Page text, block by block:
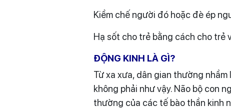
Kiềm chế người đó hoặc đè ép
Hạ sốt cho trẻ bằng cách cho trẻ
ĐỘNG KINH LÀ GÌ?
Từ xa xưa, dân gian thường
không phải như vậy. Não bộ con
thường của các tế bào thần kinh